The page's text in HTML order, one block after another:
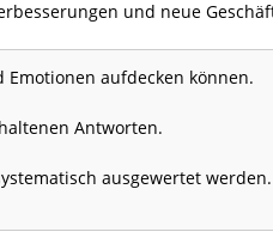
und neue
aufdecken können.
Antworten.
ausgewertet werden.